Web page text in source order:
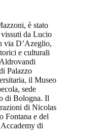
è stato
da Lucio
via D’Azeglio,
e culturali
Palazzo
il Museo
sede
di Bologna. Il
di Nicolas
Fontana e del
di